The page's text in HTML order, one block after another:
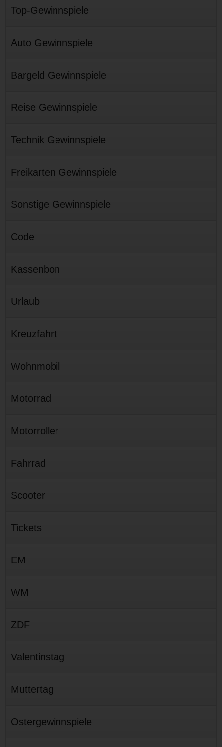
Top-Gewinnspiele
Auto Gewinnspiele
Bargeld Gewinnspiele
Reise Gewinnspiele
Technik Gewinnspiele
Freikarten Gewinnspiele
Sonstige Gewinnspiele
Code
Kassenbon
Urlaub
Kreuzfahrt
Wohnmobil
Motorrad
Motorroller
Fahrrad
Scooter
Tickets
EM
WM
ZDF
Valentinstag
Muttertag
Ostergewinnspiele